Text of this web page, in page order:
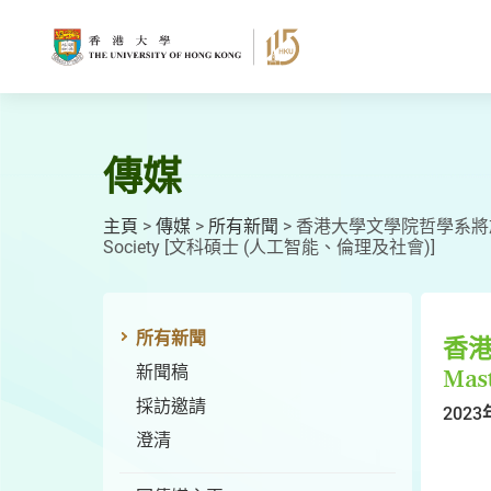
傳媒
主頁 > 傳媒 > 所有新聞 > 香港大學文學院哲學系
Society [文科碩士 (人工智能、倫理及社會)]
所有新聞
新聞稿
採訪邀請
澄清
香
2023